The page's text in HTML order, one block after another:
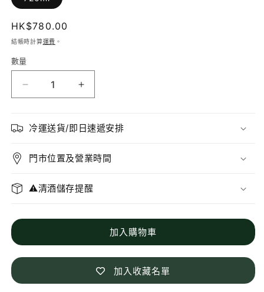
定
價
HK$780.00
結帳時計算運費 。
數量
二
米
山
Renewal
數
二
米
山
Renewal
數
冷運送貨/即日速遞安排
門市位置及營業時間
⚠️清酒儲存提醒
加入購物車
加入收藏名單